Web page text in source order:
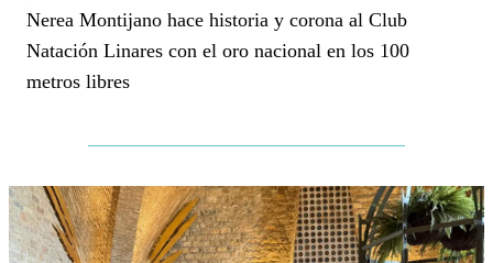
Nerea Montijano hace historia y corona al Club
Natación Linares con el oro nacional en los 100
metros libres